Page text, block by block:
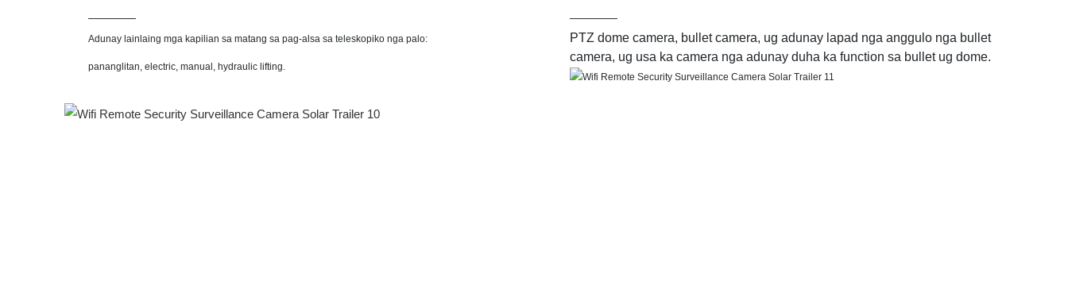
Adunay lainlaing mga kapilian sa matang sa pag-alsa sa teleskopiko nga palo:
pananglitan, electric, manual, hydraulic lifting.
PTZ dome camera, bullet camera, ug adunay lapad nga anggulo nga bullet
camera, ug usa ka camera nga adunay duha ka function sa bullet ug dome.